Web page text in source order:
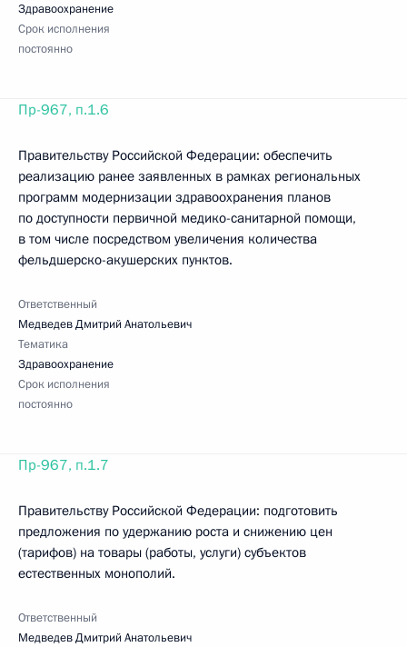
Здравоохранение
Срок исполнения
постоянно
Пр-967, п.1.6
Правительству Российской Федерации: обеспечить
реализацию ранее заявленных в рамках региональных
программ модернизации здравоохранения планов
по доступности первичной медико-санитарной помощи,
в том числе посредством увеличения количества
фельдшерско-акушерских пунктов.
Ответственный
Медведев Дмитрий Анатольевич
Тематика
Здравоохранение
Срок исполнения
постоянно
Пр-967, п.1.7
Правительству Российской Федерации: подготовить
предложения по удержанию роста и снижению цен
(тарифов) на товары (работы, услуги) субъектов
естественных монополий.
Ответственный
Медведев Дмитрий Анатольевич